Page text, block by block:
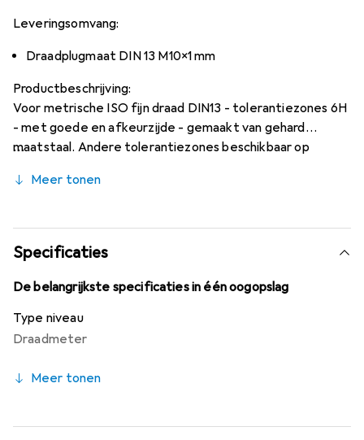
Leveringsomvang:
Draadplugmaat DIN 13 M10x1 mm
Productbeschrijving:
Voor metrische ISO fijn draad DIN13 - tolerantiezones 6H
- met goede en afkeurzijde - gemaakt van gehard
maatstaal. Andere tolerantiezones beschikbaar op
meerprijs.
Meer tonen
Specificaties
De belangrijkste specificaties in één oogopslag
Type niveau
Draadmeter
Meer tonen